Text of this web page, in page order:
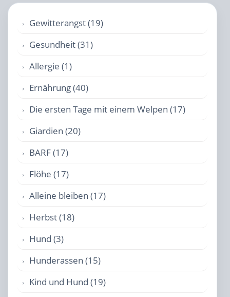
Gewitterangst (19)
Gesundheit (31)
Allergie (1)
Ernährung (40)
Die ersten Tage mit einem Welpen (17)
Giardien (20)
BARF (17)
Flöhe (17)
Alleine bleiben (17)
Herbst (18)
Hund (3)
Hunderassen (15)
Kind und Hund (19)